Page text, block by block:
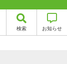
検索 お知らせ